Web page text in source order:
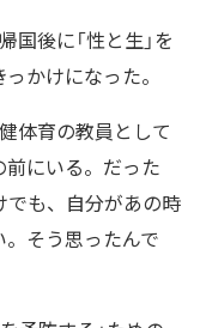
後に「性と生」を
かけになった。
体育の教員として
にいる。だった
でも、自分があの時
そう思ったんで